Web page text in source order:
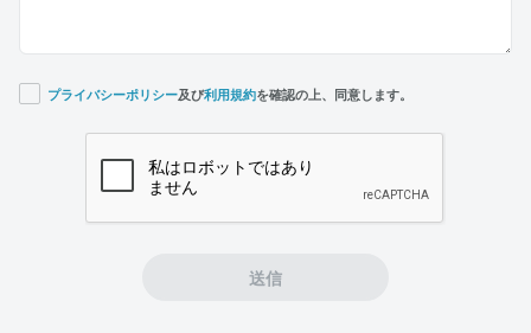
プライバシーポリシー及び利用規約を確認の上、同意します。
送信